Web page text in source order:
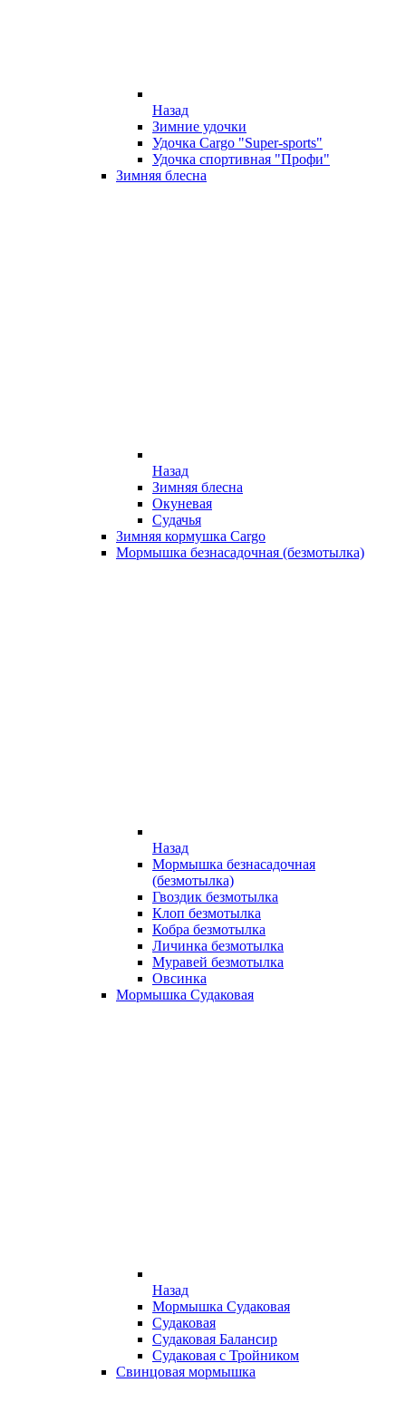
Назад
Зимние удочки
Удочка Cargo "Super-sports"
Удочка спортивная "Профи"
Зимняя блесна
Назад
Зимняя блесна
Окуневая
Судачья
Зимняя кормушка Cargo
Мормышка безнасадочная (безмотылка)
Назад
Мормышка безнасадочная
(безмотылка)
Гвоздик безмотылка
Клоп безмотылка
Кобра безмотылка
Личинка безмотылка
Муравей безмотылка
Овсинка
Мормышка Судаковая
Назад
Мормышка Судаковая
Судаковая
Судаковая Балансир
Судаковая с Тройником
Свинцовая мормышка